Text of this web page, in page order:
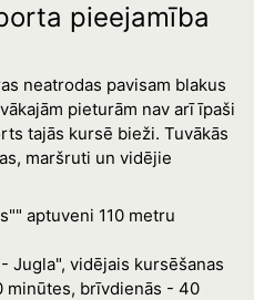
pieejamība
neatrodas pavisam blakus
pieturām nav arī īpaši
tajās kursē bieži. Tuvākās
maršruti un vidējie
aptuveni 110 metru
Jugla", vidējais kursēšanas
minūtes, brīvdienās - 40